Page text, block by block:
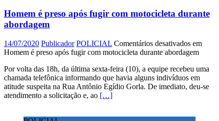
Homem é preso após fugir com motocicleta durante
abordagem
14/07/2020 Publicador POLICIAL Comentários desativados em
Homem é preso após fugir com motocicleta durante abordagem
Por volta das 18h, da última sexta-feira (10), a equipe recebeu uma
chamada telefônica informando que havia alguns indivíduos em
atitude suspeita na Rua Antônio Egídio Gorla. De imediato, deu-se
atendimento a solicitação e, ao […]